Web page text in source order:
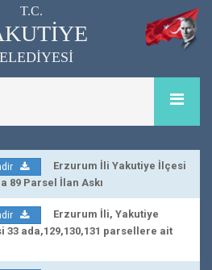
T.C.
Erzurum İli Yakutiye İlçesi
89 Parsel İlan Askı
Erzurum İli, Yakutiye
ada,129,130,131 parsellere ait